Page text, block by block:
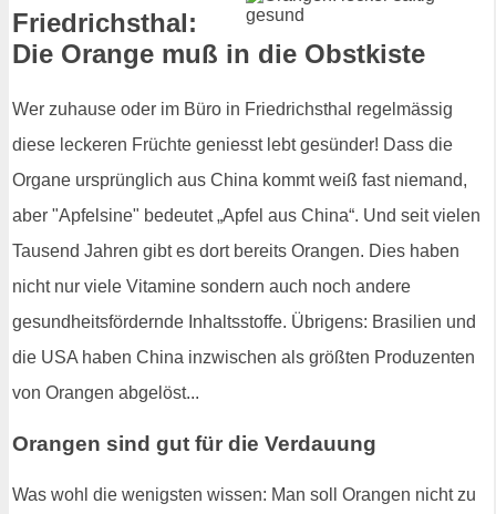
Friedrichsthal:
Die Orange muß in die Obstkiste
Wer zuhause oder im Büro in Friedrichsthal regelmässig
diese leckeren Früchte geniesst lebt gesünder! Dass die
Organe ursprünglich aus China kommt weiß fast niemand,
aber "Apfelsine" bedeutet „Apfel aus China“. Und seit vielen
Tausend Jahren gibt es dort bereits Orangen. Dies haben
nicht nur viele Vitamine sondern auch noch andere
gesundheitsfördernde Inhaltsstoffe. Übrigens: Brasilien und
die USA haben China inzwischen als größten Produzenten
von Orangen abgelöst...
Orangen sind gut für die Verdauung
Was wohl die wenigsten wissen: Man soll Orangen nicht zu